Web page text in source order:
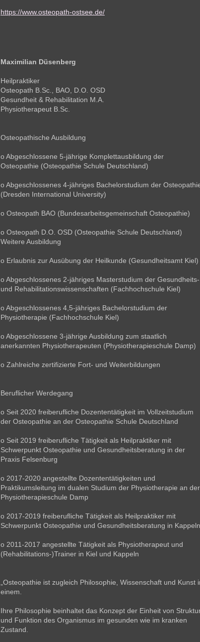
https://www.osteopath-ostsee.de/
Maximilian Düsenberg
Heilpraktiker
Osteopath B.Sc., BAO, D.O. OSD
Gesundheit & Rehabilitation M.A.
Physiotherapeut B.Sc.
Osteopathische Ausbildung
o Abgeschlossene 5-jährige Komplettausbildung der
Osteopathie (Osteopathie Schule Deutschland)
o Abgeschlossenes 4-jähriges Bachelorstudium der
(Dresden International University)
o Osteopath BAO (Bundesarbeitsgemeinschaft Osteopathie)
o Osteopath D.O. OSD (Osteopathie Schule Deutschland)
Weitere Ausbildung
o Erlaubnis zur Ausübung der Heilkunde (Gesundheitsamt Kiel)
o Abgeschlossenes 2-jähriges Masterstudium der Gesundheits-
und Rehabilitationswissenschaften (Fachhochschule Kiel)
o Abgeschlossenes 4,5-jähriges Bachelorstudium der
Physiotherapie (Fachhochschule Kiel)
o Abgeschlossene 3-jährige Ausbildung zum staatlich
anerkannten Physiotherapeuten (Physiotherapieschule Damp)
o Zahlreiche zertifizierte Fort- und Weiterbildungen
Beruflicher Werdegang
o Seit 2020 freiberufliche Dozententätigkeit im Vollzeitstudium
der Osteopathie an der Osteopathie Schule Deutschland
o Seit 2019 freiberufliche Tätigkeit als Heilpraktiker mit
Schwerpunkt Osteopathie und Gesundheitsberatung in der
Praxis Felsenburg
o 2017-2020 angestellte Dozententätigkeiten und
Praktikumsleitung im dualen Studium der Physiotherapie an der
Physiotherapieschule Damp
o 2017-2019 freiberufliche Tätigkeit als Heilpraktiker mit
Schwerpunkt Osteopathie und Gesundheitsberatung in Kappeln
o 2011-2017 angestellte Tätigkeit als Physiotherapeut und
(Rehabilitations-)Trainer in Kiel und Kappeln
„Osteopathie ist zugleich Philosophie, Wissenschaft und Kunst
einem.
Ihre Philosophie beinhaltet das Konzept der Einheit von
und Funktion des Organismus im gesunden wie im kranken
Zustand.